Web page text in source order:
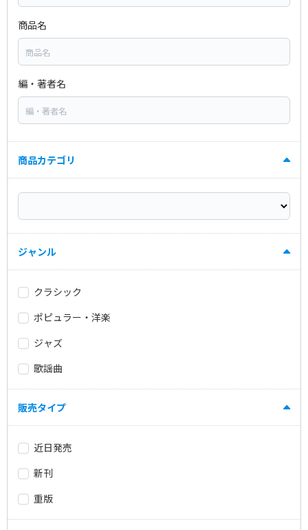
商品名
編・著者名
商品カテゴリ
ジャンル
クラシック
ポピュラー・洋楽
ジャズ
歌謡曲
販売タイプ
近日発売
新刊
重版